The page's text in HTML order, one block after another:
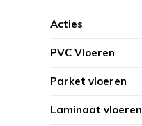
Acties
PVC Vloeren
Parket vloeren
Laminaat vloeren